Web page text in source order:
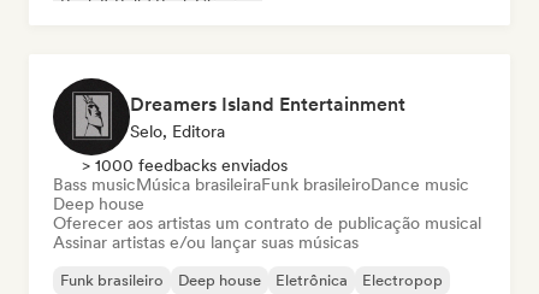
Dreamers Island Entertainment
Selo, Editora
> 1000 feedbacks enviados
Bass musicMúsica brasileiraFunk brasileiroDance music
Deep house
Oferecer aos artistas um contrato de publicação musical
Assinar artistas e/ou lançar suas músicas
Funk brasileiro Deep house Eletrônica
Electropop